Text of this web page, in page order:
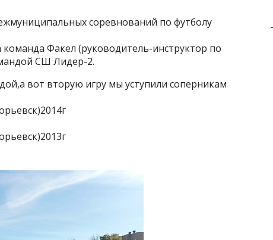
соревнований по футболу
Факел (руководитель-инструктор по
СШ Лидер-2.
вот вторую игру мы уступили соперникам